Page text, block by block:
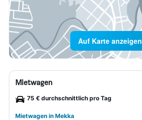
Auf Karte anzeigen
Mietwagen
75 € durchschnittlich pro Tag
Mietwagen in Mekka